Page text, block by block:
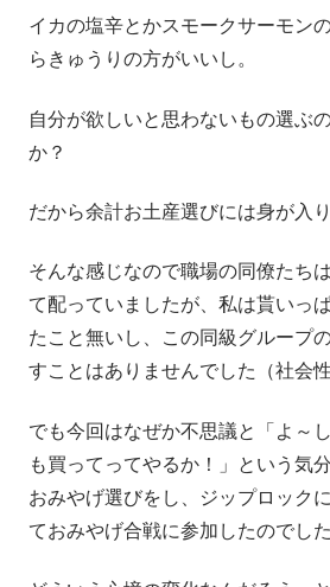
イカの塩辛とかスモークサーモン
らきゅうりの方がいいし。
自分が欲しいと思わないもの選ぶ
か？
だから余計お土産選びには身が入
そんな感じなので職場の同僚たち
て配っていましたが、私は貰いっ
たこと無いし、この同級グループ
すことはありませんでした（社会性
でも今回はなぜか不思議と「よ～
も買ってってやるか！」という気
おみやげ選びをし、ジップロック
ておみやげ合戦に参加したのでした